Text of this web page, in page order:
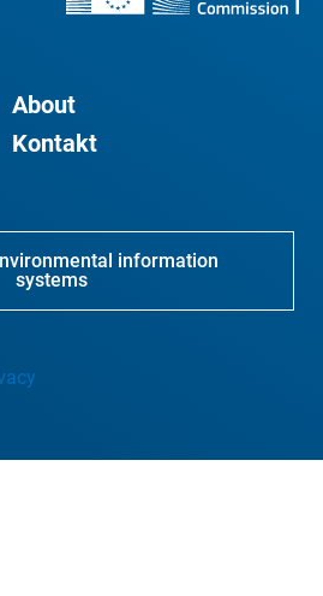
About
Kontakt
information
systems